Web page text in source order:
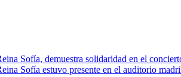
Sofía, demuestra solidaridad en el
Sofía estuvo presente en el auditorio